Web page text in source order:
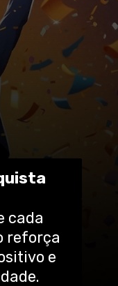
cada
reforça
e